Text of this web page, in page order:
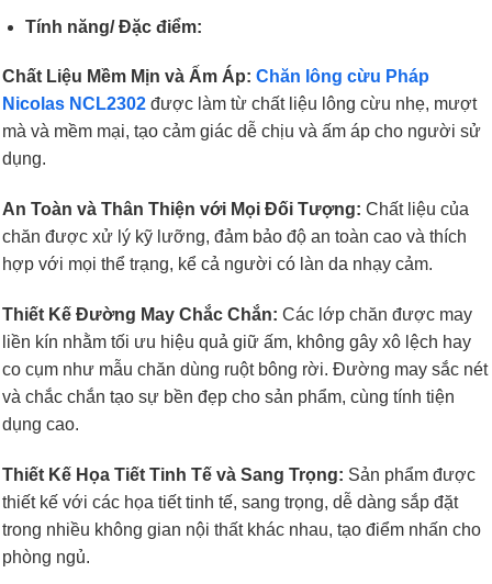
Tính năng/ Đặc điểm:
Chất Liệu Mềm Mịn và Ấm Áp: Chăn lông cừu Pháp
Nicolas NCL2302 được làm từ chất liệu lông cừu nhẹ, mượt
mà và mềm mại, tạo cảm giác dễ chịu và ấm áp cho người sử
dụng.
An Toàn và Thân Thiện với Mọi Đối Tượng: Chất liệu của
chăn được xử lý kỹ lưỡng, đảm bảo độ an toàn cao và thích
hợp với mọi thể trạng, kể cả người có làn da nhạy cảm.
Thiết Kế Đường May Chắc Chắn: Các lớp chăn được may
liền kín nhằm tối ưu hiệu quả giữ ấm, không gây xô lệch hay
co cụm như mẫu chăn dùng ruột bông rời. Đường may sắc nét
và chắc chắn tạo sự bền đẹp cho sản phẩm, cùng tính tiện
dụng cao.
Thiết Kế Họa Tiết Tinh Tế và Sang Trọng: Sản phẩm được
thiết kế với các họa tiết tinh tế, sang trọng, dễ dàng sắp đặt
trong nhiều không gian nội thất khác nhau, tạo điểm nhấn cho
phòng ngủ.